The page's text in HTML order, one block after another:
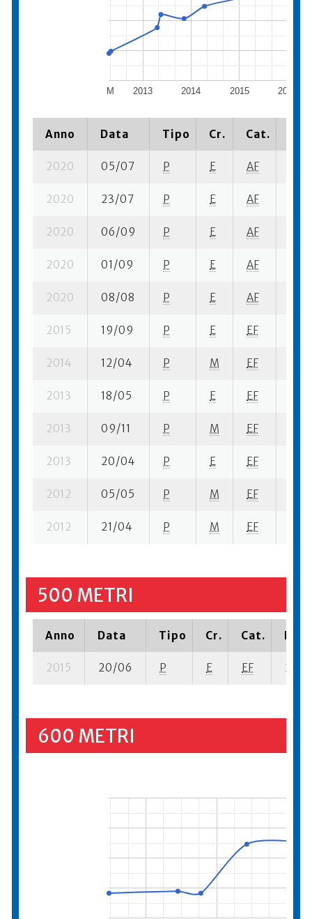
2013 2014 2015 2016
M
Anno Data Tipo Cr. Cat.
2020 05/07 P E AF
2020 23/07 P E AF
2020 06/09 P E AF
2020 01/09 P E AF
2020 08/08 P E AF
2015 19/09 P E EF
2014 12/04 P M EF
2013 18/05 P E EF
2013 09/11 P M EF
2013 20/04 P E EF
2012 05/05 P M EF
2012 21/04 P M EF
500 METRI
Anno Data Tipo Cr. Cat.
2015 20/06 P E EF 2 su-
600 METRI